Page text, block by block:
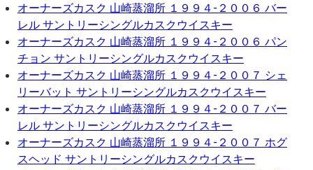
オーナーズカスク 山崎蒸溜所 １９９４-２００６ バー
レル サントリーシングルカスクウイスキー
オーナーズカスク 山崎蒸溜所 １９９４-２００６ パン
チョン サントリーシングルカスクウイスキー
オーナーズカスク 山崎蒸溜所 １９９４-２００７ シェ
リーバット サントリーシングルカスクウイスキー
オーナーズカスク 山崎蒸溜所 １９９４-２００７ バー
レル サントリーシングルカスクウイスキー
オーナーズカスク 山崎蒸溜所 １９９４-２００７ ホグ
スヘッド サントリーシングルカスクウイスキー